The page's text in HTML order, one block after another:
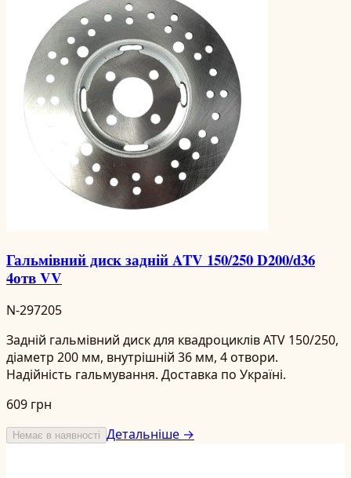
Гальмівний диск задній ATV 150/250 D200/d36
4отв VV
N-297205
Задній гальмівний диск для квадроциклів ATV 150/250,
діаметр 200 мм, внутрішній 36 мм, 4 отвори.
Надійність гальмування. Доставка по Україні.
609 грн
Немає в наявності Детальніше →